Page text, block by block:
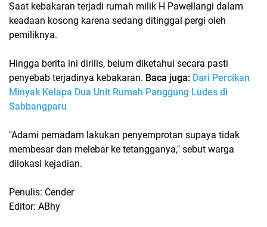
Saat kebakaran terjadi rumah milik H Pawellangi dalam
keadaan kosong karena sedang ditinggal pergi oleh
pemiliknya.
Hingga berita ini dirilis, belum diketahui secara pasti
penyebab terjadinya kebakaran. Baca juga: Dari Percikan
Minyak Kelapa Dua Unit Rumah Panggung Ludes di
Sabbangparu
"Adami pemadam lakukan penyemprotan supaya tidak
membesar dan melebar ke tetangganya," sebut warga
dilokasi kejadian.
Penulis: Cender
Editor: ABhy